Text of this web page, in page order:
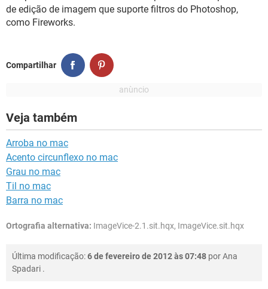
GUIA DE COMPRAS
de edição de imagem que suporte filtros do Photoshop,
como Fireworks.
Compartilhar
Veja também
Arroba no mac
Acento circunflexo no mac
Grau no mac
Til no mac
Barra no mac
Ortografia alternativa: ImageVice-2.1.sit.hqx, ImageVice.sit.hqx
Última modificação:6 de fevereiro de 2012 às 07:48 porAna
Spadari .